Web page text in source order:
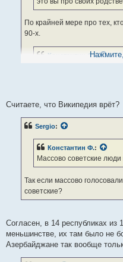
По крайней мере про тех,
90-х.
Константин Ф.:
Грузия 98,93% -
Армения 99,51%
Азербайджан 99,76%
Узбекистан 98,26%
Туркмения 94,06%
Украина 90,32% - меньше
Вранье. Откровенное. Даже
Считаете, что Википедия врёт?
Sergio:
Константин Ф.:
Массово советские
Так если массово
советские?
Согласен, в 14 республиках
меньшинстве, их там было не
Азербайджане так вообще